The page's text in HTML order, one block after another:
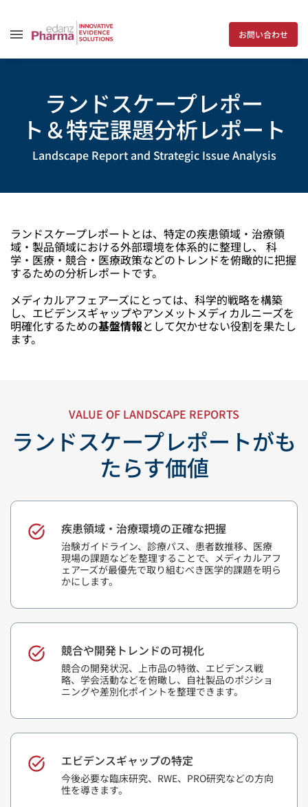
お問い合わせ
ランドスケープレポー
ト＆特定課題分析レポート
Landscape Report and Strategic Issue Analysis
ランドスケープレポートとは、特定の疾患領域・治療領
域・製品領域における外部環境を体系的に整理し、 科
学・医療・競合・医療政策などのトレンドを俯瞰的に把握
するための分析レポートです。
メディカルアフェアーズにとっては、科学的戦略を構築
し、エビデンスギャップやアンメットメディカルニーズを
明確化するための基盤情報として欠かせない役割を果たし
ます。
VALUE OF LANDSCAPE REPORTS
ランドスケープレポートがも
たらす価値
疾患領域・治療環境の正確な把握
治験ガイドライン、診療パス、患者数推移、医療
現場の課題などを整理することで、メディカルアフ
ェアーズが最優先で取り組むべき医学的課題を明ら
かにします。
競合や開発トレンドの可視化
競合の開発状況、上市品の特徴、エビデンス戦
略、学会活動などを俯瞰し、自社製品のポジショ
ニングや差別化ポイントを整理できます。
エビデンスギャップの特定
今後必要な臨床研究、RWE、PRO研究などの方向
性を導きます。